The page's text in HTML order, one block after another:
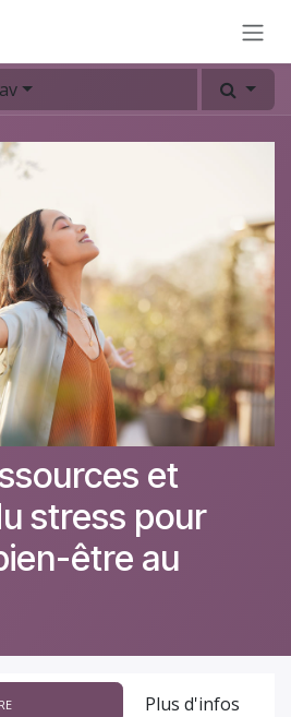
et
stress pour
être au
Plus d'infos